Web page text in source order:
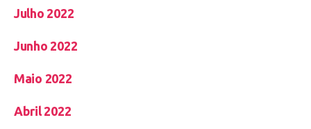
Julho 2022
Junho 2022
Maio 2022
Abril 2022